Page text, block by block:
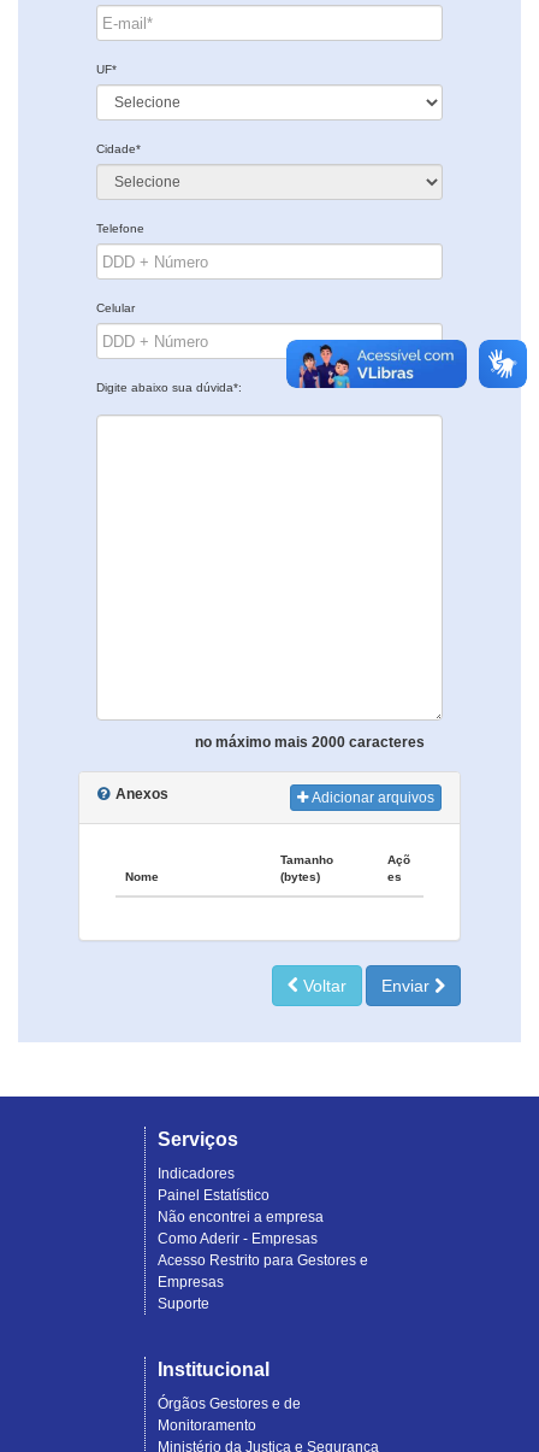
UF*
Cidade*
Telefone
Celular
Digite abaixo sua dúvida*:
no máximo mais 2000 caracteres
Anexos Adicionar arquivos
Nome
Tamanho
(bytes)
Açõ
es
Voltar Enviar
Serviços
Indicadores
Painel Estatístico
Não encontrei a empresa
Como Aderir - Empresas
Acesso Restrito para Gestores e
Empresas
Suporte
Institucional
Órgãos Gestores e de
Monitoramento
Ministério da Justiça e Segurança